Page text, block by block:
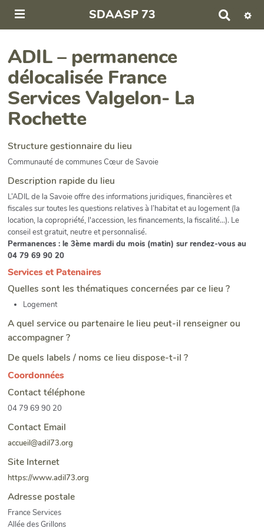
SDAASP 73
ADIL – permanence
délocalisée France
Services Valgelon- La
Rochette
Structure gestionnaire du lieu
Communauté de communes Cœur de Savoie
Description rapide du lieu
L’ADIL de la Savoie offre des informations juridiques, financières et
fiscales sur toutes les questions relatives à l’habitat et au logement (la
location, la copropriété, l'accession, les financements, la fiscalité…). Le
conseil est gratuit, neutre et personnalisé.
Permanences : le 3ème mardi du mois (matin) sur rendez-vous au
04 79 69 90 20
Services et Patenaires
Quelles sont les thématiques concernées par ce lieu ?
Logement
A quel service ou partenaire le lieu peut-il renseigner ou
accompagner ?
De quels labels / noms ce lieu dispose-t-il ?
Coordonnées
Contact téléphone
04 79 69 90 20
Contact Email
accueil@adil73.org
Site Internet
https://www.adil73.org
Adresse postale
France Services
Allée des Grillons